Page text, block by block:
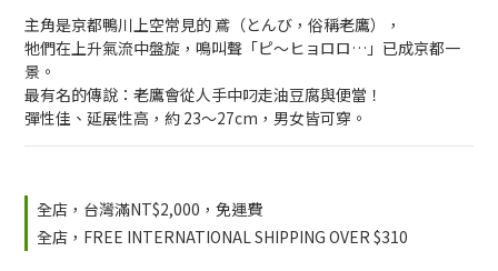
主角是京都鴨川上空常見的 鳶（とんび，俗稱老鷹），
牠們在上升氣流中盤旋，鳴叫聲「ピ〜ヒョロロ…」已成京都一
景。
最有名的傳說：老鷹會從人手中叼走油豆腐與便當！
彈性佳、延展性高，約 23～27cm，男女皆可穿。
全店，台灣滿NT$2,000，免運費
全店，FREE INTERNATIONAL SHIPPING OVER $310